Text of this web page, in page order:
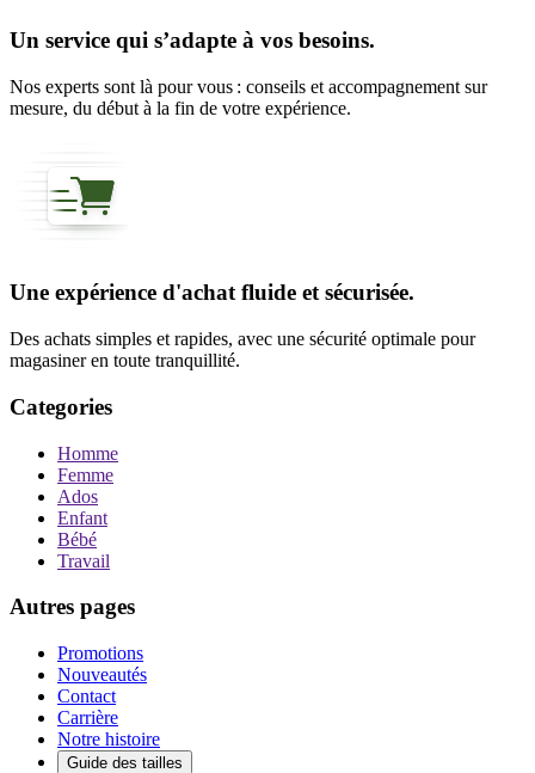
Un service qui s’adapte à vos besoins.
Nos experts sont là pour vous : conseils et accompagnement sur
mesure, du début à la fin de votre expérience.
Une expérience d'achat fluide et sécurisée.
Des achats simples et rapides, avec une sécurité optimale pour
magasiner en toute tranquillité.
Categories
Homme
Femme
Ados
Enfant
Bébé
Travail
Autres pages
Promotions
Nouveautés
Contact
Carrière
Notre histoire
Guide des tailles